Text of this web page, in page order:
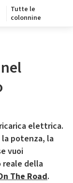
Tutte le
colonnine
elettrica.
la potenza, la
vuoi
reale della
The Road.